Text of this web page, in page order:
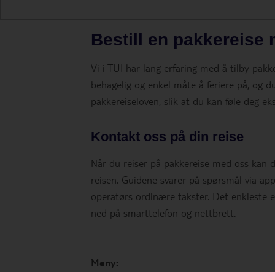
Bestill en pakkereise
Vi i TUI har lang erfaring med å tilby
behagelig og enkel måte å feriere på, og
pakkereiseloven, slik at du kan føle deg
Kontakt oss på din reise
Når du reiser på pakkereise med oss
reisen. Guidene svarer på spørsmål via
operatørs ordinære takster. Det enkleste
ned på smarttelefon og nettbrett.
Meny: